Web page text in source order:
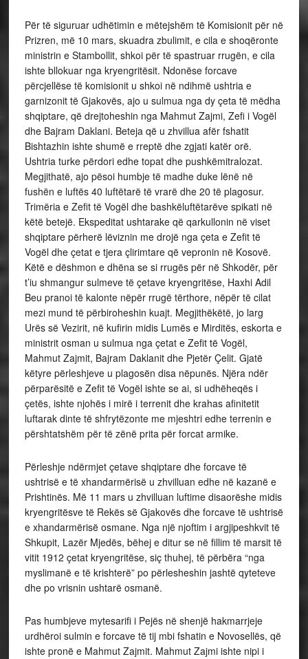
Për të siguruar udhëtimin e mëtejshëm të Komisionit për në
Prizren, më 10 mars, skuadra zbulimit, e cila e shoqëronte
ministrin e Stambollit, shkoi për të spastruar rrugën, e cila
ishte bllokuar nga kryengritësit. Ndonëse forcave
përcjellëse të komisionit u shkoi në ndihmë ushtria e
garnizonit të Gjakovës, ajo u sulmua nga dy çeta të mëdha
shqiptare, që drejtoheshin nga Mahmut Zajmi, Zefi i Vogël
dhe Bajram Daklani. Beteja që u zhvillua afër fshatit
Bishtazhin ishte shumë e rreptë dhe zgjati katër orë.
Ushtria turke përdori edhe topat dhe pushkëmitralozat.
Megjithatë, ajo pësoi humbje të madhe duke lënë në
fushën e luftës 40 luftëtarë të vrarë dhe 20 të plagosur.
Trimëria e Zefit të Vogël dhe bashkëluftëtarëve spikati në
këtë betejë. Ekspeditat ushtarake që qarkullonin në viset
shqiptare përherë lëviznin me drojë nga çeta e Zefit të
Vogël dhe çetat e tjera çlirimtare që vepronin në Kosovë.
Këtë e dëshmon e dhëna se si rrugës për në Shkodër, për
t’iu shmangur sulmeve të çetave kryengritëse, Haxhi Adil
Beu pranoi të kalonte nëpër rrugë tërthore, nëpër të cilat
mezi mund të përbiroheshin kuajt. Megjithëkëtë, jo larg
Urës së Vezirit, në kufirin midis Lumës e Mirditës, eskorta e
ministrit osman u sulmua nga çetat e Zefit të Vogël,
Mahmut Zajmit, Bajram Daklanit dhe Pjetër Çelit. Gjatë
këtyre përleshjeve u plagosën disa nëpunës. Njëra ndër
përparësitë e Zefit të Vogël ishte se ai, si udhëheqës i
çetës, ishte njohës i mirë i terrenit dhe krahas afinitetit
luftarak dinte të shfrytëzonte me mjeshtri edhe terrenin e
përshtatshëm për të zënë prita për forcat armike.
Përleshje ndërmjet çetave shqiptare dhe forcave të
ushtrisë e të xhandarmërisë u zhvilluan edhe në kazanë e
Prishtinës. Më 11 mars u zhvilluan luftime disaorëshe midis
kryengritësve të Rekës së Gjakovës dhe forcave të ushtrisë
e xhandarmërisë osmane. Nga një njoftim i argjipeshkvit të
Shkupit, Lazër Mjedës, bëhej e ditur se në fillim të marsit të
vitit 1912 çetat kryengritëse, siç thuhej, të përbëra “nga
myslimanë e të krishterë” po përlesheshin jashtë qyteteve
dhe po vrisnin ushtarë osmanë.
Pas humbjeve mytesarifi i Pejës në shenjë hakmarrjeje
urdhëroi sulmin e forcave të tij mbi fshatin e Novosellës, që
ishte pronë e Mahmut Zajmit. Mahmut Zajmi ishte nipi i